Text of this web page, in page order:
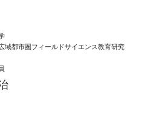
域都市圏フィールドサイエンス教育研究